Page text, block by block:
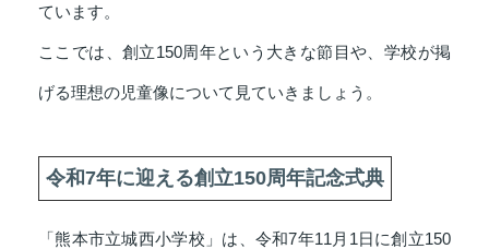
ています。
ここでは、創立150周年という大きな節目や、学校が掲
げる理想の児童像について見ていきましょう。
令和7年に迎える創立150周年記念式典
「熊本市立城西小学校」は、令和7年11月1日に創立150